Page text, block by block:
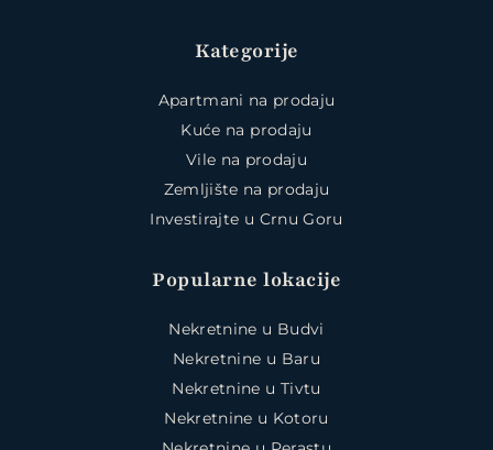
Kategorije
Apartmani na prodaju
Kuće na prodaju
Vile na prodaju
Zemljište na prodaju
Investirajte u Crnu Goru
Popularne lokacije
Nekretnine u Budvi
Nekretnine u Baru
Nekretnine u Tivtu
Nekretnine u Kotoru